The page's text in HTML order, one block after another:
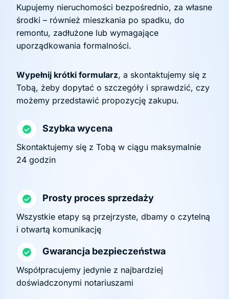
Kupujemy nieruchomości bezpośrednio, za własne
środki – również mieszkania po spadku, do
remontu, zadłużone lub wymagające
uporządkowania formalności.
Wypełnij krótki formularz, a skontaktujemy się z
Tobą, żeby dopytać o szczegóły i sprawdzić, czy
możemy przedstawić propozycję zakupu.
Szybka wycena
Skontaktujemy się z Tobą w ciągu maksymalnie
24 godzin
Prosty proces sprzedaży
Wszystkie etapy są przejrzyste, dbamy o czytelną
i otwartą komunikację
Gwarancja bezpieczeństwa
Współpracujemy jedynie z najbardziej
doświadczonymi notariuszami